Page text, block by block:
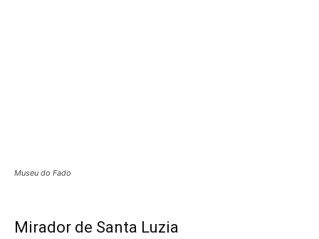
Museu do Fado
Mirador de Santa Luzia